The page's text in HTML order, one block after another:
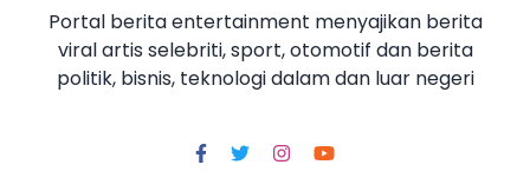
Portal berita entertainment menyajikan berita
viral artis selebriti, sport, otomotif dan berita
politik, bisnis, teknologi dalam dan luar negeri